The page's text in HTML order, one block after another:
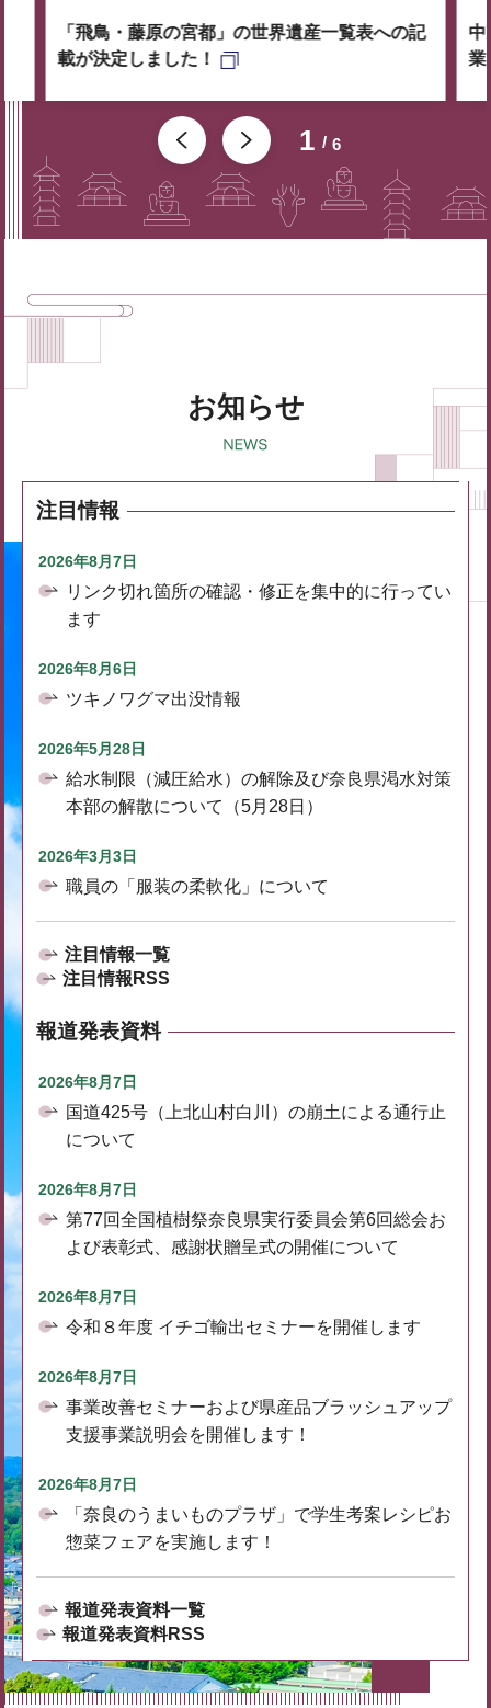
1 6
「飛鳥・藤原の宮都」の世界遺産一覧表への記
載が決定しました！
中
業
お知らせ
注目情報
2026年8月7日
リンク切れ箇所の確認・修正を集中的に行ってい
ます
2026年8月6日
ツキノワグマ出没情報
2026年5月28日
給水制限（減圧給水）の解除及び奈良県渇水対策
本部の解散について（5月28日）
2026年3月3日
職員の「服装の柔軟化」について
注目情報一覧
注目情報RSS
報道発表資料
2026年8月7日
国道425号（上北山村白川）の崩土による通行止
について
2026年8月7日
第77回全国植樹祭奈良県実行委員会第6回総会お
よび表彰式、感謝状贈呈式の開催について
2026年8月7日
令和８年度 イチゴ輸出セミナーを開催します
2026年8月7日
事業改善セミナーおよび県産品ブラッシュアップ
支援事業説明会を開催します！
2026年8月7日
「奈良のうまいものプラザ」で学生考案レシピお
惣菜フェアを実施します！
報道発表資料一覧
報道発表資料RSS